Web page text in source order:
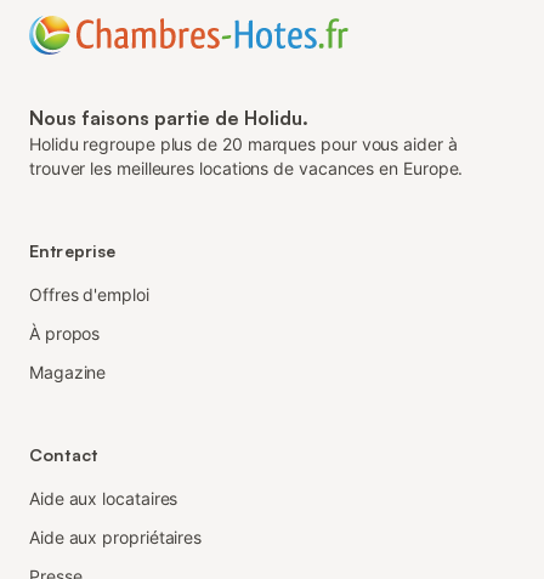
Nous faisons partie de Holidu.
Holidu regroupe plus de 20 marques pour vous aider à
trouver les meilleures locations de vacances en Europe.
Entreprise
Offres d'emploi
À propos
Magazine
Contact
Aide aux locataires
Aide aux propriétaires